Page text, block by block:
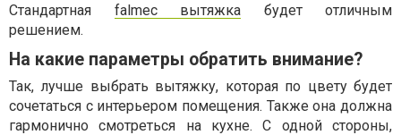
Стандартная falmec вытяжка будет отличным
решением.
На какие параметры обратить внимание?
Так, лучше выбрать вытяжку, которая по цвету будет
сочетаться с интерьером помещения. Также она должна
гармонично смотреться на кухне. С одной стороны,